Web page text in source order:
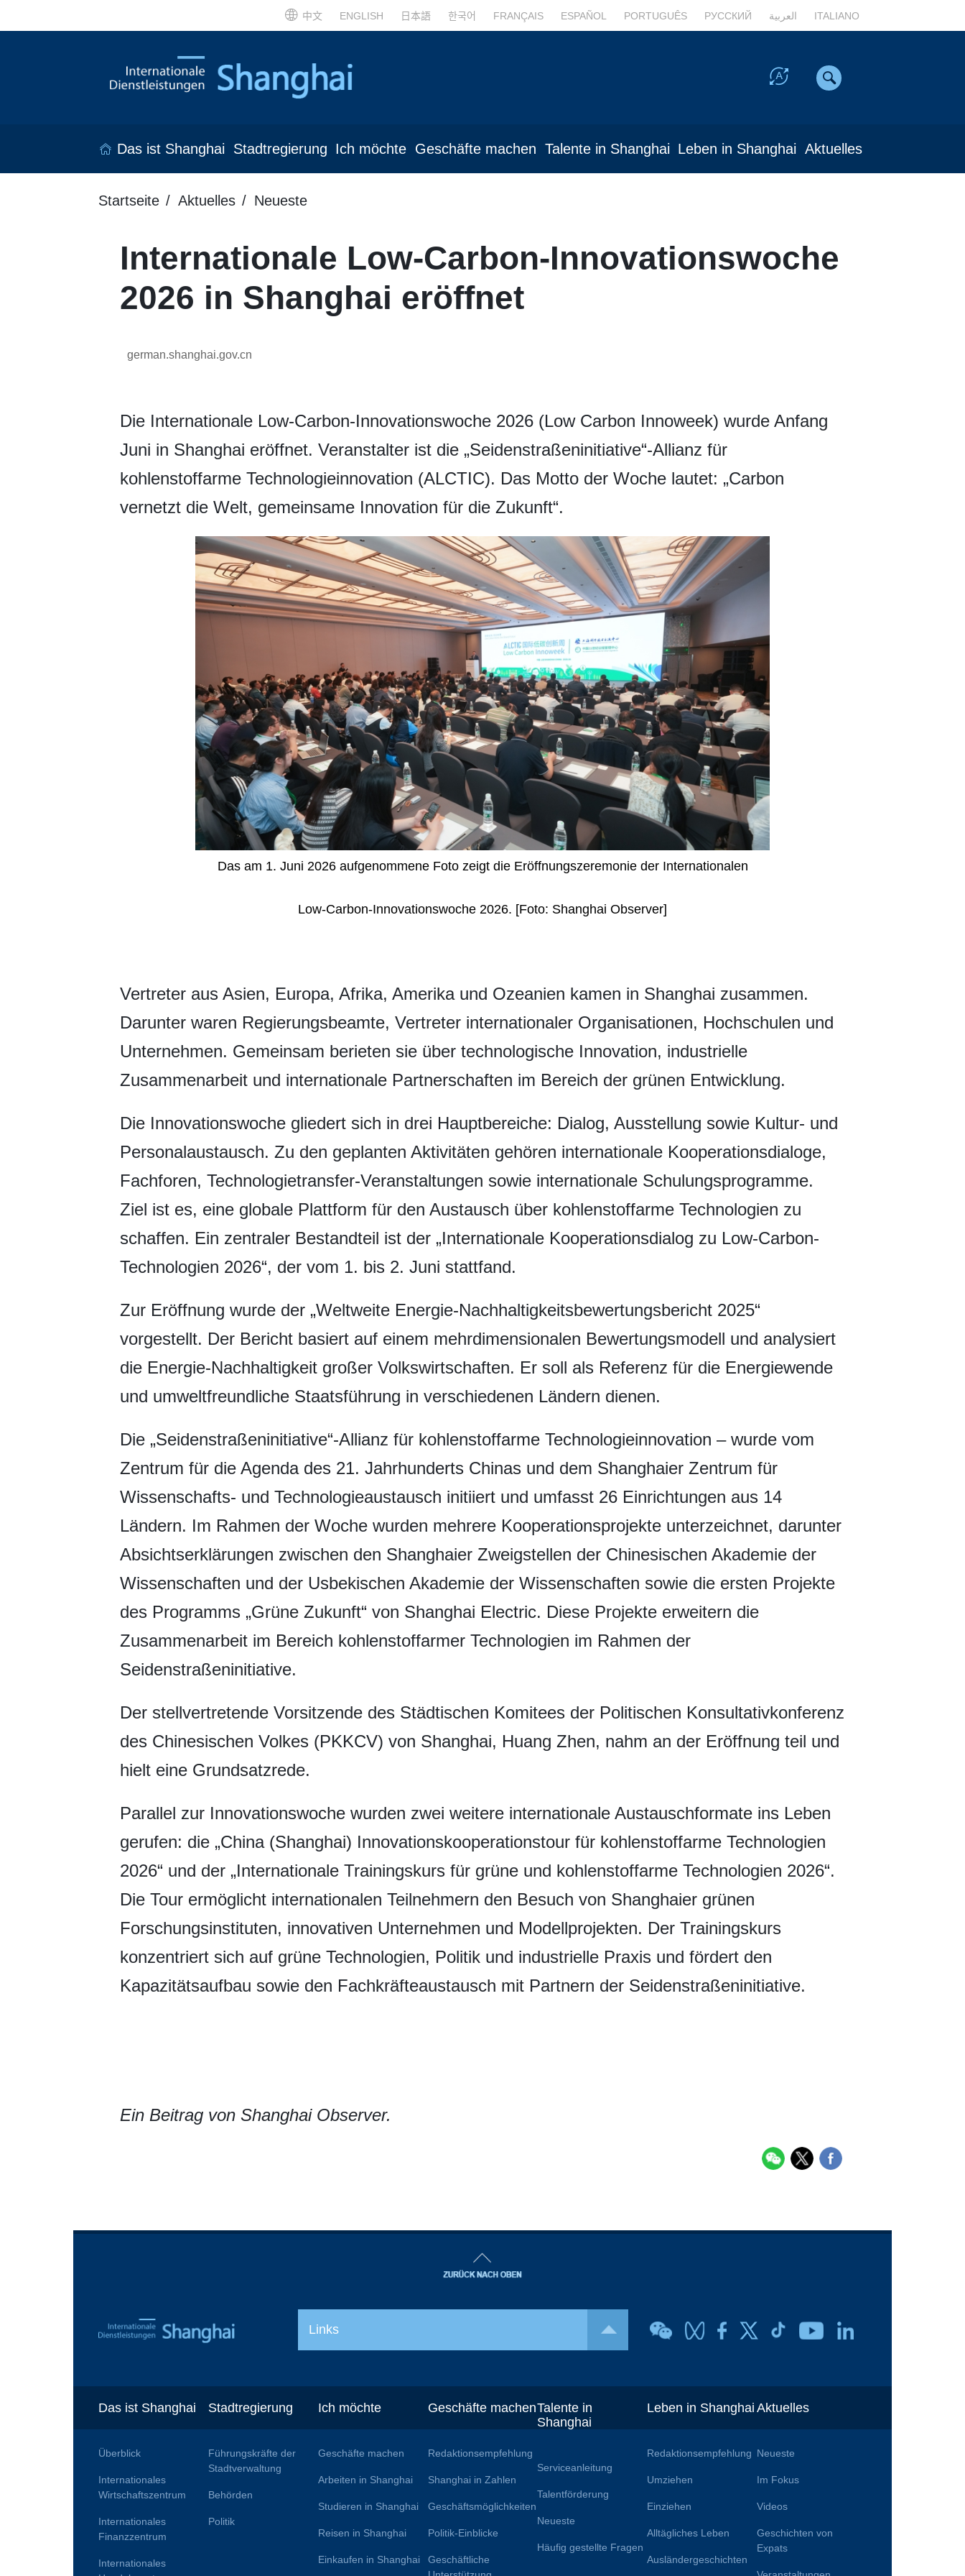
中文 ENGLISH 日本語 한국어 FRANÇAIS ESPAÑOL PORTUGUÊS РУССКИЙ العربية ITALIANO
Das ist Shanghai Stadtregierung Ich möchte Geschäfte machen Talente in Shanghai Leben in Shanghai Aktuelles
Startseite Aktuelles Neueste
Internationale Low-Carbon-Innovationswoche
2026 in Shanghai eröffnet
german.shanghai.gov.cn
Die Internationale Low-Carbon-Innovationswoche 2026 (Low Carbon Innoweek) wurde Anfang
Juni in Shanghai eröffnet. Veranstalter ist die „Seidenstraßeninitiative“-Allianz für
kohlenstoffarme Technologieinnovation (ALCTIC). Das Motto der Woche lautet: „Carbon
vernetzt die Welt, gemeinsame Innovation für die Zukunft“.
Das am 1. Juni 2026 aufgenommene Foto zeigt die Eröffnungszeremonie der Internationalen
Low-Carbon-Innovationswoche 2026. [Foto: Shanghai Observer]
​Vertreter aus Asien, Europa, Afrika, Amerika und Ozeanien kamen in Shanghai zusammen.
Darunter waren Regierungsbeamte, Vertreter internationaler Organisationen, Hochschulen und
Unternehmen. Gemeinsam berieten sie über technologische Innovation, industrielle
Zusammenarbeit und internationale Partnerschaften im Bereich der grünen Entwicklung.
Die Innovationswoche gliedert sich in drei Hauptbereiche: Dialog, Ausstellung sowie Kultur- und
Personalaustausch. Zu den geplanten Aktivitäten gehören internationale Kooperationsdialoge,
Fachforen, Technologietransfer-Veranstaltungen sowie internationale Schulungsprogramme.
Ziel ist es, eine globale Plattform für den Austausch über kohlenstoffarme Technologien zu
schaffen. Ein zentraler Bestandteil ist der „Internationale Kooperationsdialog zu Low-Carbon-
Technologien 2026“, der vom 1. bis 2. Juni stattfand.
Zur Eröffnung wurde der „Weltweite Energie-Nachhaltigkeitsbewertungsbericht 2025“
vorgestellt. Der Bericht basiert auf einem mehrdimensionalen Bewertungsmodell und analysiert
die Energie-Nachhaltigkeit großer Volkswirtschaften. Er soll als Referenz für die Energiewende
und umweltfreundliche Staatsführung in verschiedenen Ländern dienen.
Die „Seidenstraßeninitiative“-Allianz für kohlenstoffarme Technologieinnovation – wurde vom
Zentrum für die Agenda des 21. Jahrhunderts Chinas und dem Shanghaier Zentrum für
Wissenschafts- und Technologieaustausch initiiert und umfasst 26 Einrichtungen aus 14
Ländern. Im Rahmen der Woche wurden mehrere Kooperationsprojekte unterzeichnet, darunter
Absichtserklärungen zwischen den Shanghaier Zweigstellen der Chinesischen Akademie der
Wissenschaften und der Usbekischen Akademie der Wissenschaften sowie die ersten Projekte
des Programms „Grüne Zukunft“ von Shanghai Electric. Diese Projekte erweitern die
Zusammenarbeit im Bereich kohlenstoffarmer Technologien im Rahmen der
Seidenstraßeninitiative.
Der stellvertretende Vorsitzende des Städtischen Komitees der Politischen Konsultativkonferenz
des Chinesischen Volkes (PKKCV) von Shanghai, Huang Zhen, nahm an der Eröffnung teil und
hielt eine Grundsatzrede.
Parallel zur Innovationswoche wurden zwei weitere internationale Austauschformate ins Leben
gerufen: die „China (Shanghai) Innovationskooperationstour für kohlenstoffarme Technologien
2026“ und der „Internationale Trainingskurs für grüne und kohlenstoffarme Technologien 2026“.
Die Tour ermöglicht internationalen Teilnehmern den Besuch von Shanghaier grünen
Forschungsinstituten, innovativen Unternehmen und Modellprojekten. Der Trainingskurs
konzentriert sich auf grüne Technologien, Politik und industrielle Praxis und fördert den
Kapazitätsaufbau sowie den Fachkräfteaustausch mit Partnern der Seidenstraßeninitiative.
Ein Beitrag von Shanghai Observer.
Links
Das ist Shanghai
Überblick
Internationales
Wirtschaftszentrum
Internationales
Finanzzentrum
Internationales
Stadtregierung
Führungskräfte der
Stadtverwaltung
Behörden
Politik
Ich möchte
Geschäfte machen
Arbeiten in Shanghai
Studieren in Shanghai
Reisen in Shanghai
Einkaufen in Shanghai
Geschäfte machen
Redaktionsempfehlung
Shanghai in Zahlen
Geschäftsmöglichkeiten
Politik-Einblicke
Geschäftliche
Talente in
Shanghai
Serviceanleitung
Talentförderung
Neueste
Häufig gestellte Fragen
Leben in Shanghai
Redaktionsempfehlung
Umziehen
Einziehen
Alltägliches Leben
Ausländergeschichten
Aktuelles
Neueste
Im Fokus
Videos
Geschichten von
Expats